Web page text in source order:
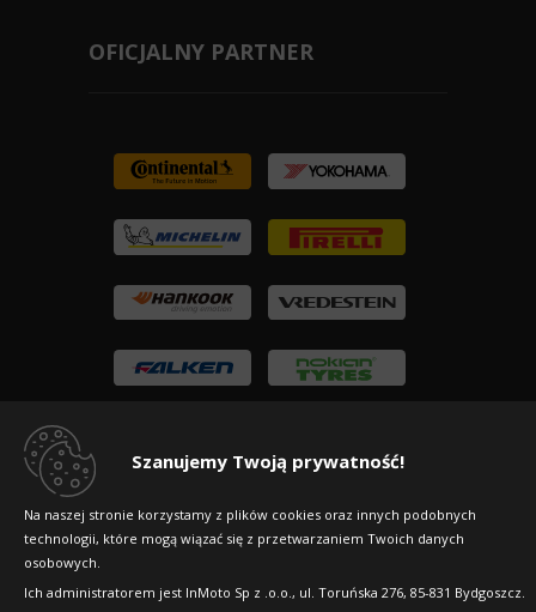
Szanujemy Twoją prywatność!
Na naszej stronie korzystamy z plików cookies oraz innych podobnych
technologii, które mogą wiązać się z przetwarzaniem Twoich danych
osobowych.
Ich administratorem jest InMoto Sp z .o.o., ul. Toruńska 276, 85-831 Bydgoszcz.
OFICJALNY PARTNER
Copyright © 2010-2026 24opony.pl. Wszelkie